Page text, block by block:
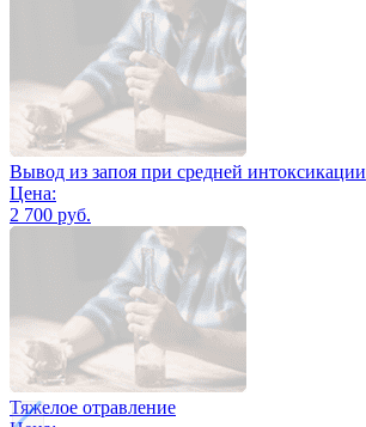
Вывод из запоя при средней интоксикации
Цена:
2 700 руб.
Тяжелое отравление